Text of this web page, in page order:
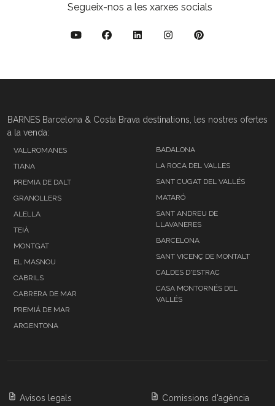
Segueix-nos a les xarxes socials
BARNES Barcelona & Costa Brava destinations, les nostres ofertes
a la venda:
VALLROMANES
TIANA
PREMIA DE DALT
GRANOLLERS
ALELLA
TEIÀ
MONTGAT
EL MASNOU
CABRILS
CABRERA DE MAR
PREMIÁ DE MAR
ARGENTONA
BADALONA
LA ROCA DEL VALLES
SANT CUGAT DEL VALLÉS
MATARÓ
SANT ANDREU DE
LLAVANERES
BARCELONA
SANT VICENÇ DE MONTALT
CALDES D'ESTRAC
CASA MONTORNÉS DEL
VALLÉS
Avisos legals Comissions d'agència